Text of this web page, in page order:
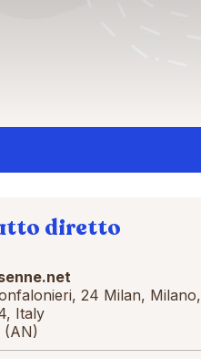
diretto
24 Milan, Milano,
Italy
(AN)